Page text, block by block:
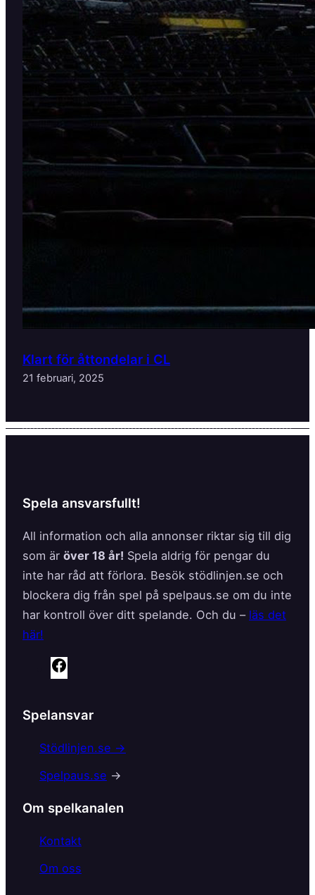
Klart för åttondelar i CL
21 februari, 2025
Spela ansvarsfullt!
All information och alla annonser riktar sig till dig
som är över 18 år! Spela aldrig för pengar du
inte har råd att förlora. Besök stödlinjen.se och
blockera dig från spel på spelpaus.se om du inte
har kontroll över ditt spelande. Och du – läs det
här!
e
b
o
k
Spelansvar
Stödlinjen.se →
Spelpaus.se →
Om spelkanalen
Kontakt
Om oss